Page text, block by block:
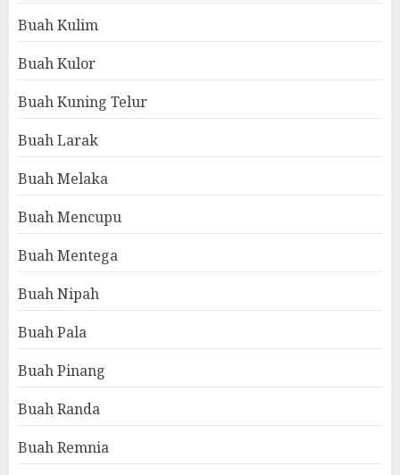
Buah Kulim
Buah Kulor
Buah Kuning Telur
Buah Larak
Buah Melaka
Buah Mencupu
Buah Mentega
Buah Nipah
Buah Pala
Buah Pinang
Buah Randa
Buah Remnia